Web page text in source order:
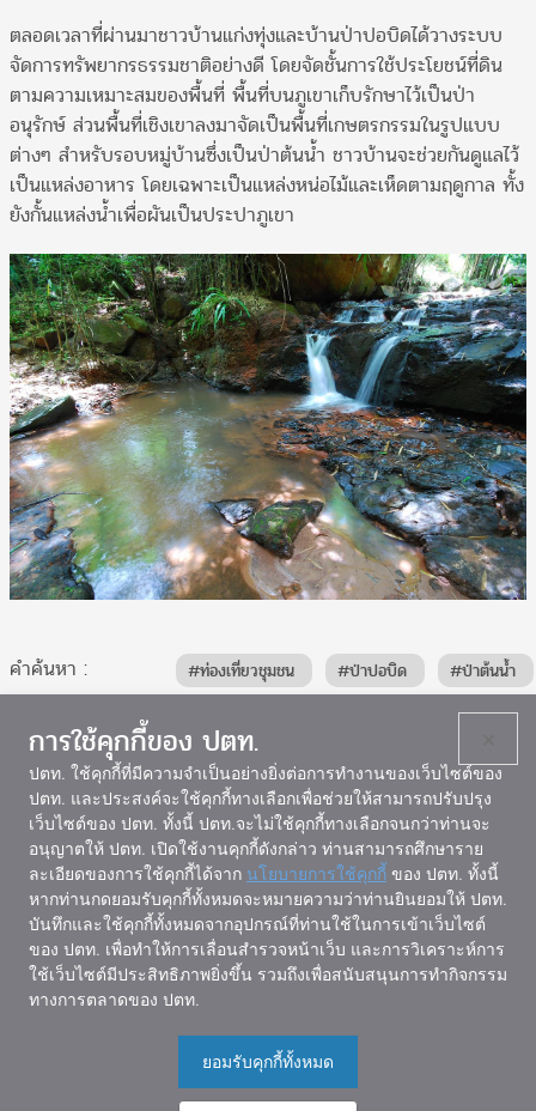
ตลอดเวลาที่ผ่านมาชาวบ้านแก่งทุ่งและบ้านป่าปอบิดได้วางระบบ
จัดการทรัพยากรธรรมชาติอย่างดี โดยจัดชั้นการใช้ประโยชน์ที่ดิน
ตามความเหมาะสมของพื้นที่ พื้นที่บนภูเขาเก็บรักษาไว้เป็นป่า
อนุรักษ์ ส่วนพื้นที่เชิงเขาลงมาจัดเป็นพื้นที่เกษตรกรรมในรูปแบบ
ต่างๆ สำหรับรอบหมู่บ้านซึ่งเป็นป่าต้นน้ำ ชาวบ้านจะช่วยกันดูแลไว้
เป็นแหล่งอาหาร โดยเฉพาะเป็นแหล่งหน่อไม้และเห็ดตามฤดูกาล ทั้ง
ยังกั้นแหล่งน้ำเพื่อผันเป็นประปาภูเขา
คำค้นหา : #ท่องเที่ยวชุมชน #ป่าปอบิด
#ป่าต้นน้ำ
แผนผังเว็บไซต์
สถาบันลูกโลกสีเขียว
555 อาคาร 1 ชั้น 5 ถนนวิภาวดีรังสิต เขตจตุจักร กรุงเทพฯ
การใช้คุกกี้ของ ปตท.
ปตท. ใช้คุกกี้ที่มีความจำเป็นอย่างยิ่งต่อการทำงานของเว็บไซต์ของ
ปตท. และประสงค์จะใช้คุกกี้ทางเลือกเพื่อช่วยให้สามารถปรับปรุง
เว็บไซต์ของ ปตท. ทั้งนี้ ปตท.จะไม่ใช้คุกกี้ทางเลือกจนกว่าท่านจะ
อนุญาตให้ ปตท. เปิดใช้งานคุกกี้ดังกล่าว ท่านสามารถศึกษาราย
ละเอียดของการใช้คุกกี้ได้จาก นโยบายการใช้คุกกี้ ของ ปตท. ทั้งนี้
หากท่านกดยอมรับคุกกี้ทั้งหมดจะหมายความว่าท่านยินยอมให้ ปตท.
บันทึกและใช้คุกกี้ทั้งหมดจากอุปกรณ์ที่ท่านใช้ในการเข้าเว็บไซต์
ของ ปตท. เพื่อทำให้การเลื่อนสำรวจหน้าเว็บ และการวิเคราะห์การ
ใช้เว็บไซต์มีประสิทธิภาพยิ่งขึ้น รวมถึงเพื่อสนับสนุนการทำกิจกรรม
ทางการตลาดของ ปตท.
ยอมรับคุกกี้ทั้งหมด